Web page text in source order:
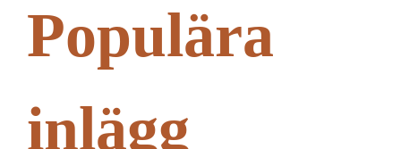
Populära
inlägg